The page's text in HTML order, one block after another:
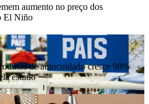
aumento no preço dos
El Niño
de autocuidado cresce 98%
estudo